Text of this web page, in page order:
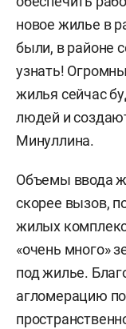
новое жилье в
были, в районе
узнать!
жилья сейчас
людей и
Минуллина.
Объемы ввода
скорее вызов,
жилых
«очень много»
под жилье.
агломерацию